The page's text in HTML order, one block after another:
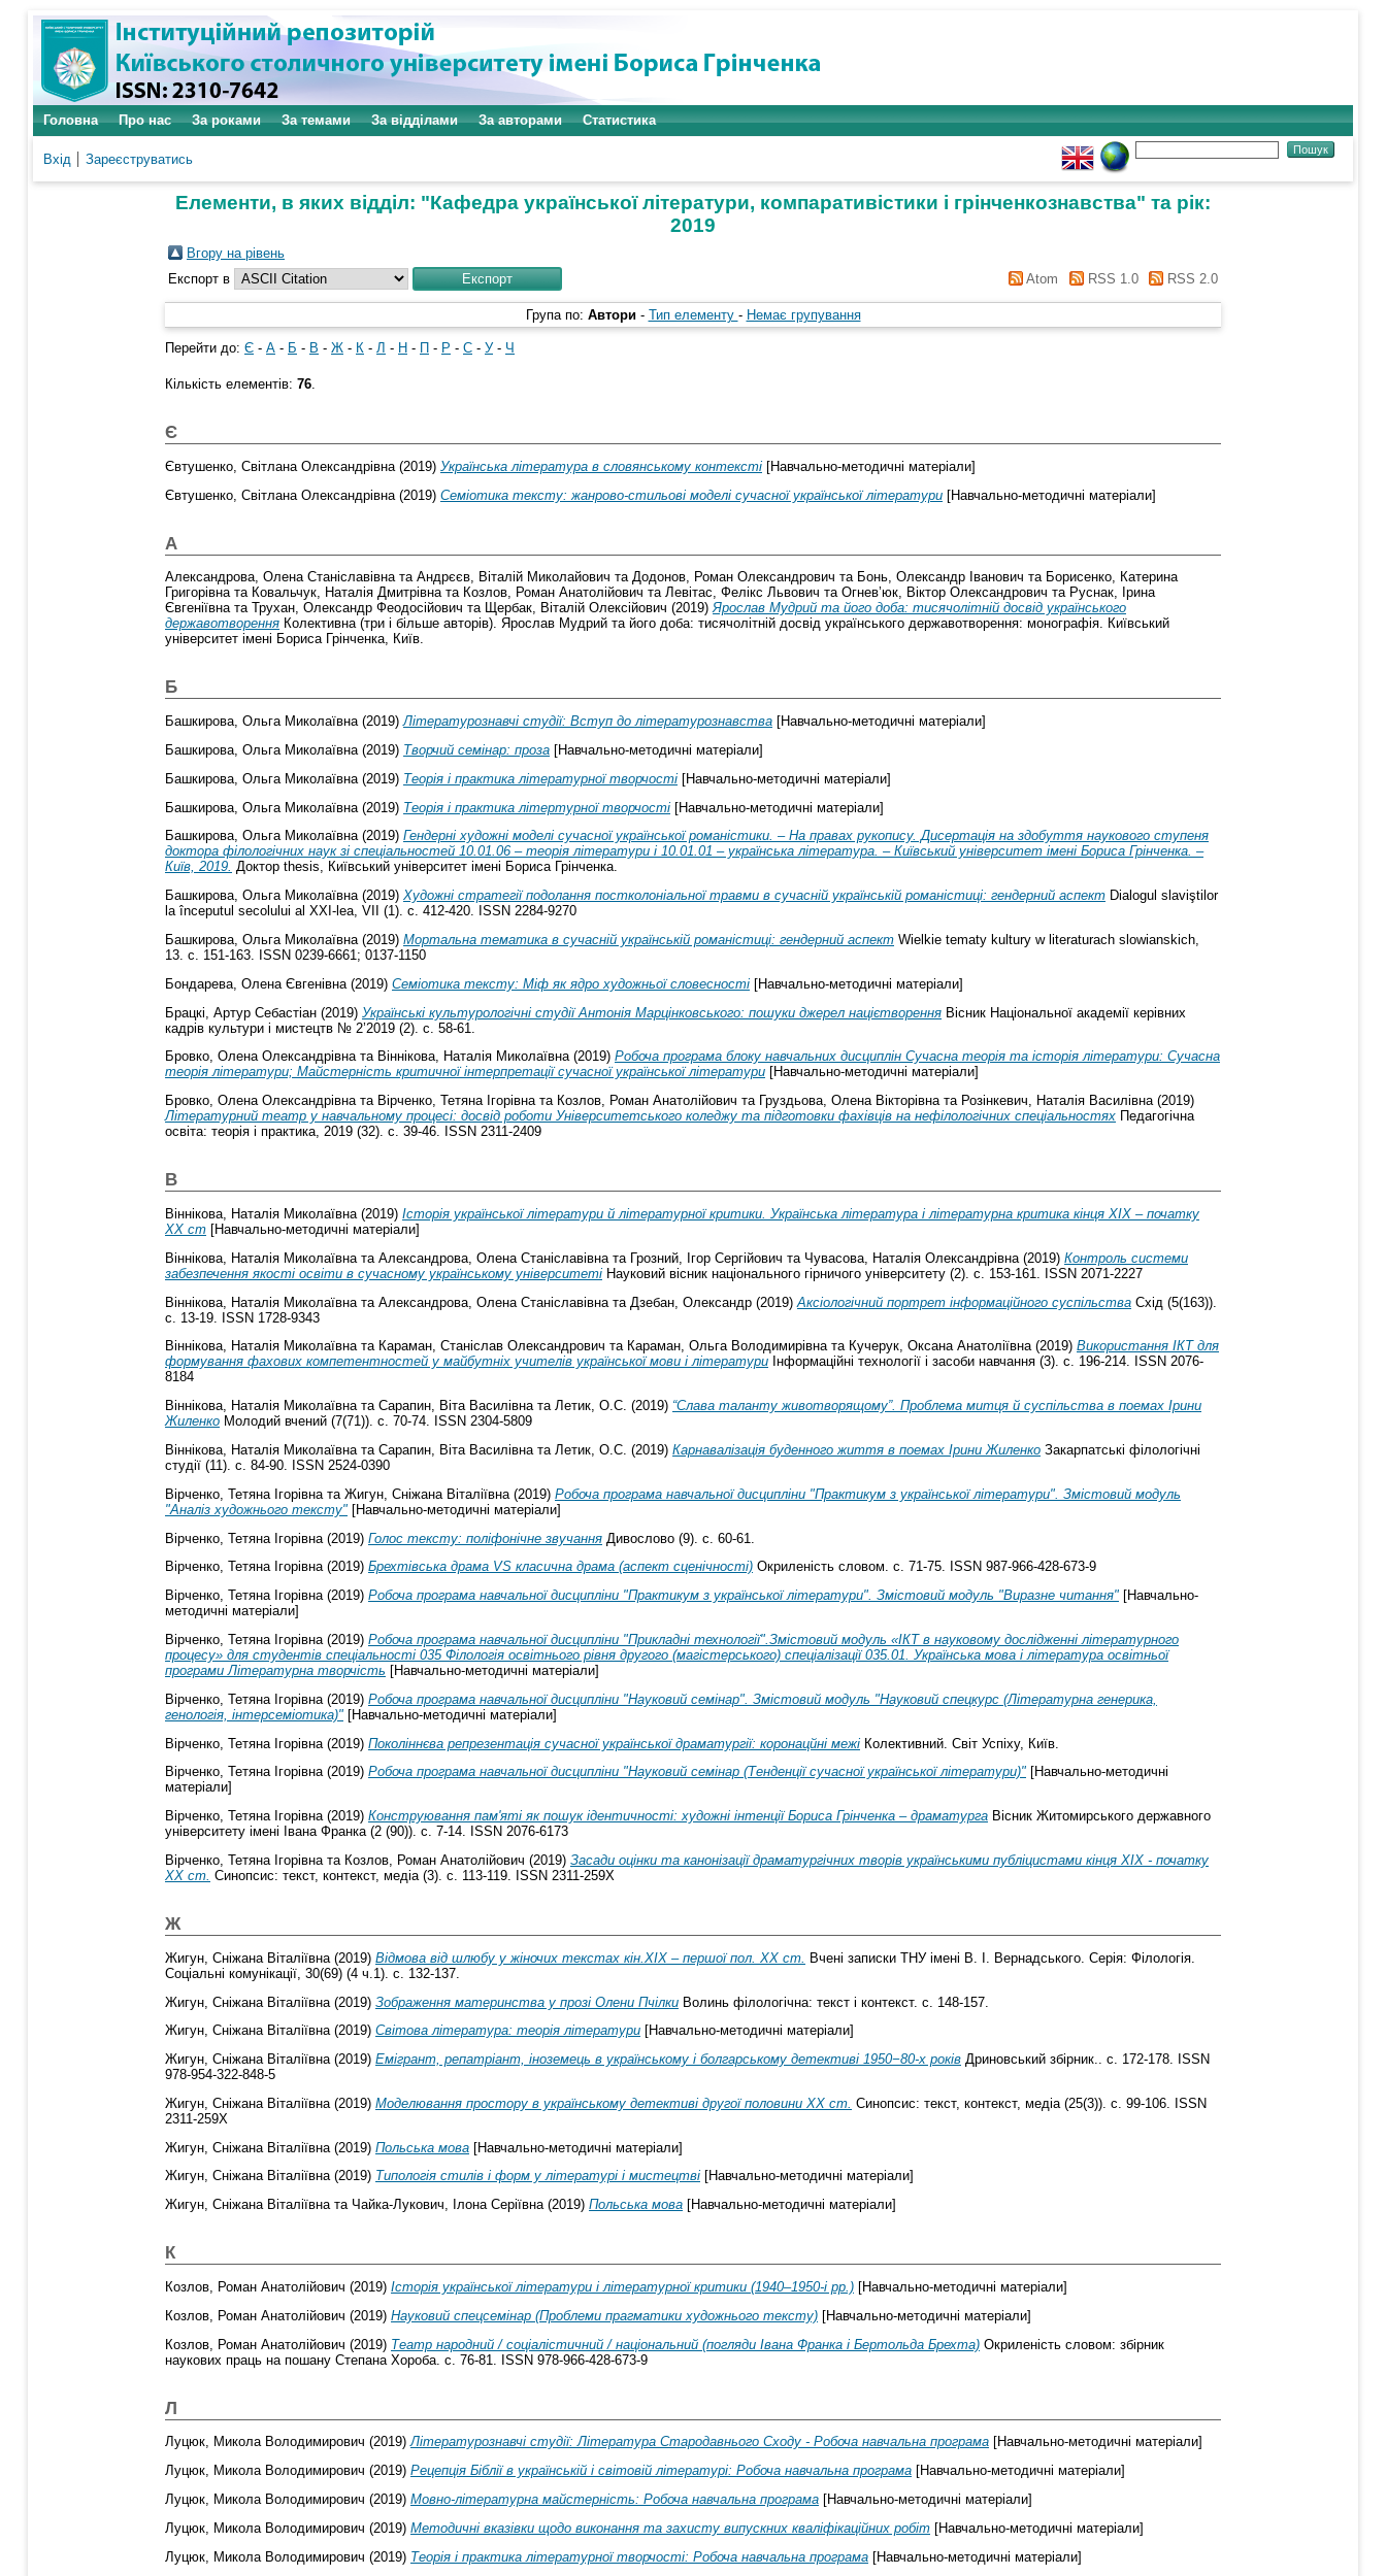
Головна Про нас За роками За темами За відділами За авторами Статистика
Вхід Зареєструватись
Елементи, в яких відділ: "Кафедра української літератури, компаративістики і грінченкознавства" та рік:
2019
Вгору на рівень
Експорт в
Atom RSS 1.0 RSS 2.0
Група по: Автори- Тип елементу - Немає групування
Перейти до: Є - А - Б - В - Ж - К - Л - Н - П - Р - С - У- Ч
Кількість елементів: 76.
Є
Євтушенко, Світлана Олександрівна (2019) Українська література в словянському контексті [Навчально-методичні матеріали]
Євтушенко, Світлана Олександрівна (2019) Семіотика тексту: жанрово-стильові моделі сучасної української літератури [Навчально-методичні матеріали]
А
Александрова, Олена Станіславівната Андрєєв, Віталій Миколайович та Додонов, Роман Олександрович та Бонь, Олександр Іванович та Борисенко, Катерина
Григорівната Ковальчук, Наталія Дмитрівната Козлов, Роман Анатолійович та Левітас, Фелікс Львович та Огнев’юк, Віктор Олександрович та Руснак, Ірина
Євгеніївната Трухан, Олександр Феодосійович та Щербак, Віталій Олексійович (2019)Ярослав Мудрий та його доба: тисячолітній досвід українського
державотворення Колективна (три і більше авторів). Ярослав Мудрий та його доба: тисячолітній досвід українського державотворення: монографія. Київський
університет імені Бориса Грінченка, Київ.
Б
Башкирова, Ольга Миколаївна(2019)Літературознавчі студії: Вступ до літературознавства [Навчально-методичні матеріали]
Башкирова, Ольга Миколаївна (2019) Творчий семінар: проза [Навчально-методичні матеріали]
Башкирова, Ольга Миколаївна (2019) Теорія і практика літературної творчості [Навчально-методичні матеріали]
Башкирова, Ольга Миколаївна (2019) Теорія і практика літертурної творчості [Навчально-методичні матеріали]
Башкирова, Ольга Миколаївна(2019) Гендерні художні моделі сучасної української романістики. – На правах рукопису. Дисертація на здобуття наукового ступеня
доктора філологічних наук зі спеціальностей 10.01.06 – теорія літератури і 10.01.01 – українська література. – Київський університет імені Бориса Грінченка. –
Київ, 2019. Доктор thesis, Київський університет імені Бориса Грінченка.
Башкирова, Ольга Миколаївна(2019) Художні стратегії подолання постколоніальної травми в сучасній українській романістиці: гендерний аспект Dialogul slaviştilor
la începutul secolului al XXI-lea, VII (1). с. 412-420. ISSN 2284-9270
Башкирова, Ольга Миколаївна (2019) Мортальна тематика в сучасній українській романістиці: гендерний аспект Wielkie tematy kultury w literaturach slowianskich,
13. с. 151-163. ISSN 0239-6661; 0137-1150
Бондарева, Олена Євгенівна (2019) Семіотика тексту: Міф як ядро художньої словесності [Навчально-методичні матеріали]
Брацкі, Артур Себастіан (2019) Українські культурологічні студії Антонія Марцінковського: пошуки джерел націєтворення Вісник Національної академії керівних
кадрів культури і мистецтв № 2’2019 (2). с. 58-61.
Бровко, Олена Олександрівната Віннікова, Наталія Миколаївна(2019) Робоча програма блоку навчальних дисциплін Cучасна теорія та історія літератури: Сучасна
теорія літератури; Майстерність критичної інтерпретації сучасної української літератури [Навчально-методичні матеріали]
Бровко, Олена Олександрівната Вірченко, Тетяна Ігорівната Козлов, Роман Анатолійович та Груздьова, Олена Вікторівната Розінкевич, Наталія Василівна(2019)
Літературний театр у навчальному процесі: досвід роботи Університетського коледжу та підготовки фахівців на нефілологічних спеціальностях Педагогічна
освіта: теорія і практика, 2019 (32). с. 39-46. ISSN 2311-2409
В
Віннікова, Наталія Миколаївна (2019) Історія української літератури й літературної критики. Українська література і літературна критика кінця ХІХ – початку
ХХ ст [Навчально-методичні матеріали]
Віннікова, Наталія Миколаївна та Александрова, Олена Станіславівна та Грозний, Ігор Сергійович та Чувасова, Наталія Олександрівна (2019) Контроль системи
забезпечення якості освіти в сучасному українському університеті Науковий вісник національного гірничого університету (2). с. 153-161. ISSN 2071-2227
Віннікова, Наталія Миколаївна та Александрова, Олена Станіславівна та Дзебан, Олександр (2019) Аксіологічний портрет інформаційного суспільства Схід (5(163)).
с. 13-19. ISSN 1728-9343
Віннікова, Наталія Миколаївната Караман, Станіслав Олександрович та Караман, Ольга Володимирівната Кучерук, Оксана Анатоліївна(2019) Використання ІКТ для
формування фахових компетентностей у майбутніх учителів української мови і літератури Інформаційні технології і засоби навчання (3). с. 196-214. ISSN 2076-
8184
Віннікова, Наталія Миколаївната Сарапин, Віта Василівната Летик, О.С. (2019) “Слава таланту животворящому”. Проблема митця й суспільства в поемах Ірини
Жиленко Молодий вчений (7(71)). с. 70-74. ISSN 2304-5809
Віннікова, Наталія Миколаївна та Сарапин, Віта Василівна та Летик, О.С. (2019) Карнавалізація буденного життя в поемах Ірини Жиленко Закарпатські філологічні
студії (11). с. 84-90. ISSN 2524-0390
Вірченко, Тетяна Ігорівна та Жигун, Сніжана Віталіївна (2019) Робоча програма навчальної дисципліни "Практикум з української літератури". Змістовий модуль
"Аналіз художнього тексту" [Навчально-методичні матеріали]
Вірченко, Тетяна Ігорівна (2019) Голос тексту: поліфонічне звучання Дивослово (9). с. 60-61.
Вірченко, Тетяна Ігорівна(2019) Брехтівська драма VS класична драма (аспект сценічності) Окриленість словом. с. 71-75. ISSN 987-966-428-673-9
Вірченко, Тетяна Ігорівна(2019) Робоча програма навчальної дисципліни "Практикум з української літератури". Змістовий модуль "Виразне читання" [Навчально-
методичні матеріали]
Вірченко, Тетяна Ігорівна (2019) Робоча програма навчальної дисципліни "Прикладні технології".Змістовий модуль «ІКТ в науковому дослідженні літературного
процесу» для студентів спеціальності 035 Філологія освітнього рівня другого (магістерського) спеціалізації 035.01. Українська мова і література освітньої
програми Літературна творчість [Навчально-методичні матеріали]
Вірченко, Тетяна Ігорівна (2019) Робоча програма навчальної дисципліни "Науковий семінар". Змістовий модуль "Науковий спецкурс (Літературна генерика,
генологія, інтерсеміотика)" [Навчально-методичні матеріали]
Вірченко, Тетяна Ігорівна (2019) Поколіннєва репрезентація сучасної української драматургії: коронацйні межі Колективний. Світ Успіху, Київ.
Вірченко, Тетяна Ігорівна(2019) Робоча програма навчальної дисципліни "Науковий семінар (Тенденції сучасної української літератури)" [Навчально-методичні
матеріали]
Вірченко, Тетяна Ігорівна(2019) Конструювання пам'яті як пошук ідентичності: художні інтенції Бориса Грінченка – драматурга Вісник Житомирського державного
університету імені Івана Франка (2 (90)). с. 7-14. ISSN 2076-6173
Вірченко, Тетяна Ігорівна та Козлов, Роман Анатолійович (2019) Засади оцінки та канонізації драматургічних творів українськими публіцистами кінця XIX - початку
XX ст. Синопсис: текст, контекст, медіа (3). с. 113-119. ISSN 2311-259X
Ж
Жигун, Сніжана Віталіївна (2019) Відмова від шлюбу у жіночих текстах кін.ХІХ – першої пол. ХХ ст. Вчені записки ТНУ імені В. І. Вернадського. Серія: Філологія.
Соціальні комунікації, 30(69) (4 ч.1). с. 132-137.
Жигун, Сніжана Віталіївна (2019) Зображення материнства у прозі Олени Пчілки Волинь філологічна: текст і контекст. с. 148-157.
Жигун, Сніжана Віталіївна(2019) Світова література: теорія літератури [Навчально-методичні матеріали]
Жигун, Сніжана Віталіївна(2019) Емігрант, репатріант, іноземець в українському і болгарському детективі 1950−80-х років Дриновський збірник.. с. 172-178. ISSN
978-954-322-848-5
Жигун, Сніжана Віталіївна (2019) Моделювання простору в українському детективі другої половини ХХ ст. Синопсис: текст, контекст, медіа (25(3)). с. 99-106. ISSN
2311-259X
Жигун, Сніжана Віталіївна (2019) Польська мова [Навчально-методичні матеріали]
Жигун, Сніжана Віталіївна(2019) Типологія стилів і форм у літературі і мистецтві [Навчально-методичні матеріали]
Жигун, Сніжана Віталіївната Чайка-Лукович, Ілона Серіївна(2019) Польська мова [Навчально-методичні матеріали]
К
Козлов, Роман Анатолійович (2019) Історія української літератури і літературної критики (1940–1950-і рр.) [Навчально-методичні матеріали]
Козлов, Роман Анатолійович (2019) Науковий спецсемінар (Проблеми прагматики художнього тексту) [Навчально-методичні матеріали]
Козлов, Роман Анатолійович (2019) Театр народний / соціалістичний / національний (погляди Івана Франка і Бертольда Брехта) Окриленість словом: збірник
наукових праць на пошану Степана Хороба. с. 76-81. ISSN 978-966-428-673-9
Л
Луцюк, Микола Володимирович (2019)Літературознавчі студії: Література Стародавнього Сходу - Робоча навчальна програма [Навчально-методичні матеріали]
Луцюк, Микола Володимирович (2019) Рецепція Біблії в українській і світовій літературі: Робоча навчальна програма [Навчально-методичні матеріали]
Луцюк, Микола Володимирович (2019) Мовно-літературна майстерність: Робоча навчальна програма [Навчально-методичні матеріали]
Луцюк, Микола Володимирович (2019) Методичні вказівки щодо виконання та захисту випускних кваліфікаційних робіт [Навчально-методичні матеріали]
Луцюк, Микола Володимирович (2019) Теорія і практика літературної творчості: Робоча навчальна програма [Навчально-методичні матеріали]